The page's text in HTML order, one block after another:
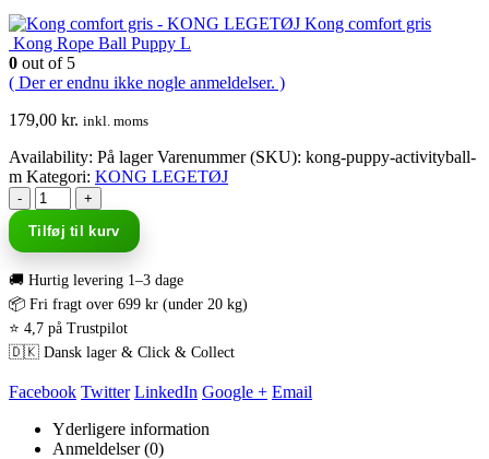
Kong comfort gris
Kong Rope Ball Puppy L
0 out of 5
( Der er endnu ikke nogle anmeldelser. )
179,00 kr. inkl. moms
Availability: På lager Varenummer (SKU): kong-puppy-activityball-
m Kategori: KONG LEGETØJ
-
+
Tilføj til kurv
🚚 Hurtig levering 1–3 dage
📦 Fri fragt over 699 kr (under 20 kg)
⭐ 4,7 på Trustpilot
🇩🇰 Dansk lager & Click & Collect
Facebook Twitter LinkedIn Google + Email
Yderligere information
Anmeldelser (0)